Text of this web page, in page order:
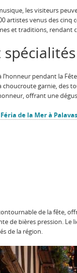
les visiteurs
artistes venus des cinq
et traditions,
l’honneur pendant la
garnie, des
offrant une
de la Mer à
de la fête,
de bières pression. Le
de la région.